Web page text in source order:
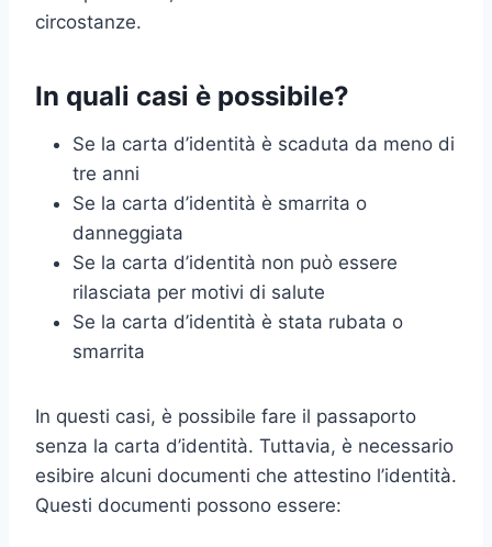
circostanze.
In quali casi è possibile?
Se la carta d’identità è scaduta da meno di
tre anni
Se la carta d’identità è smarrita o
danneggiata
Se la carta d’identità non può essere
rilasciata per motivi di salute
Se la carta d’identità è stata rubata o
smarrita
In questi casi, è possibile fare il passaporto
senza la carta d’identità. Tuttavia, è necessario
esibire alcuni documenti che attestino l’identità.
Questi documenti possono essere: